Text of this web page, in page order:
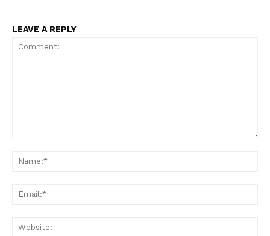
LEAVE A REPLY